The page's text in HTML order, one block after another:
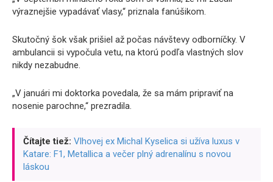
výraznejšie vypadávať vlasy,“ priznala fanúšikom.
Skutočný šok však prišiel až počas návštevy odborníčky. V
ambulancii si vypočula vetu, na ktorú podľa vlastných slov
nikdy nezabudne.
„V januári mi doktorka povedala, že sa mám pripraviť na
nosenie parochne,“ prezradila.
Čítajte tiež: Vlhovej ex Michal Kyselica si užíva luxus v
Katare: F1, Metallica a večer plný adrenalínu s novou
láskou